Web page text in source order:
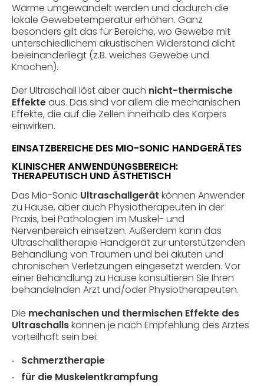
Wärme umgewandelt werden und dadurch die
lokale Gewebetemperatur erhöhen. Ganz
besonders gilt das für Bereiche, wo Gewebe mit
unterschiedlichem akustischen Widerstand dicht
beieinanderliegt (z.B. weiches Gewebe und
Knochen).
Der Ultraschall löst aber auch nicht-thermische
Effekteaus. Das sind vor allem die mechanischen
Effekte, die auf die Zellen innerhalb des Körpers
einwirken.
EINSATZBEREICHE DES MIO-SONIC HANDGERÄTES
KLINISCHER ANWENDUNGSBEREICH:
THERAPEUTISCH UND ÄSTHETISCH
Das Mio-Sonic Ultraschallgerät können Anwender
zu Hause, aber auch Physiotherapeuten in der
Praxis, bei Pathologien im Muskel- und
Nervenbereich einsetzen. Außerdem kann das
Ultraschalltherapie Handgerät zur unterstützenden
Behandlung von Traumen und bei akuten und
chronischen Verletzungen eingesetzt werden. Vor
einer Behandlung zu Hause konsultieren Sie Ihren
behandelnden Arzt und/oder Physiotherapeuten.
Die mechanischen und thermischen Effekte des
Ultraschallskönnen je nach Empfehlung des Arztes
vorteilhaft sein bei:
Schmerztherapie
für die Muskelentkrampfung